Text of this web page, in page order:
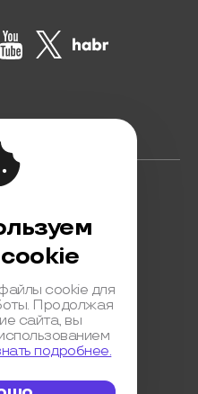
данных
данныхcookie для
Продолжая
сайта, вы
подробнее.